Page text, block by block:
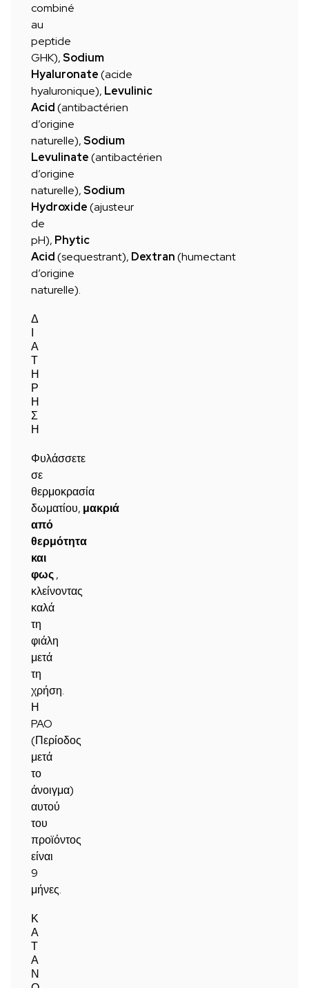
combiné
au
peptide
GHK),Sodium
Hyaluronate(acide
hyaluronique), Levulinic
Acid(antibactérien
d’origine
naturelle),Sodium
Levulinate(antibactérien
d’origine
naturelle),Sodium
Hydroxide(ajusteur
de
pH), Phytic
Acid(sequestrant), Dextran(humectant
d’origine
naturelle).
Δ
Ι
Α
Τ
Η
Ρ
Η
Σ
Η
Φυλάσσετε
σε
θερμοκρασία
δωματίου, μακριά
από
θερμότητα
και
φως,
κλείνοντας
καλά
τη
φιάλη
μετά
τη
χρήση.
Η
PAO
(Περίοδος
μετά
το
άνοιγμα)
αυτού
του
προϊόντος
είναι
9
μήνες.
Κ
Α
Τ
Α
Ν